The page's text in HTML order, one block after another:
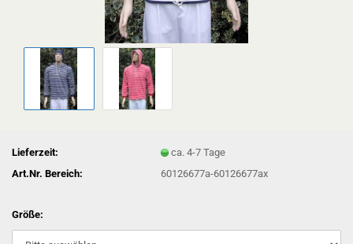
Lieferzeit:
ca. 4-7 Tage
Art.Nr. Bereich:
60126677a-60126677ax
Größe: